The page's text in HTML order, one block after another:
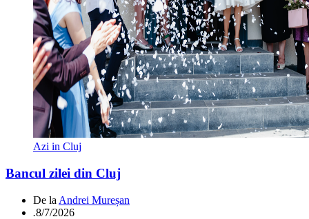
Azi in Cluj
Bancul zilei din Cluj
De la Andrei Mureșan
.8/7/2026